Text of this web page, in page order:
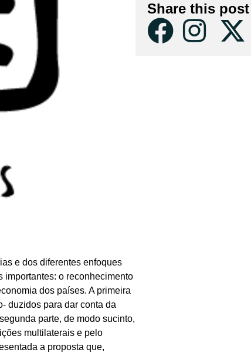
e dos diferentes enfoques
importantes: o reconhecimento
dos países. A primeira
duzidos para dar conta da
parte, de modo sucinto,
multilaterais e pelo
a proposta que,
Share this post